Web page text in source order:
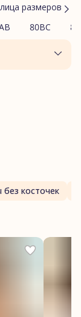
размеров
80BC
косточек